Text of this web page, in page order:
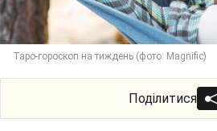
Таро-гороскоп на тиждень (фото: Magnific)
Поділитися